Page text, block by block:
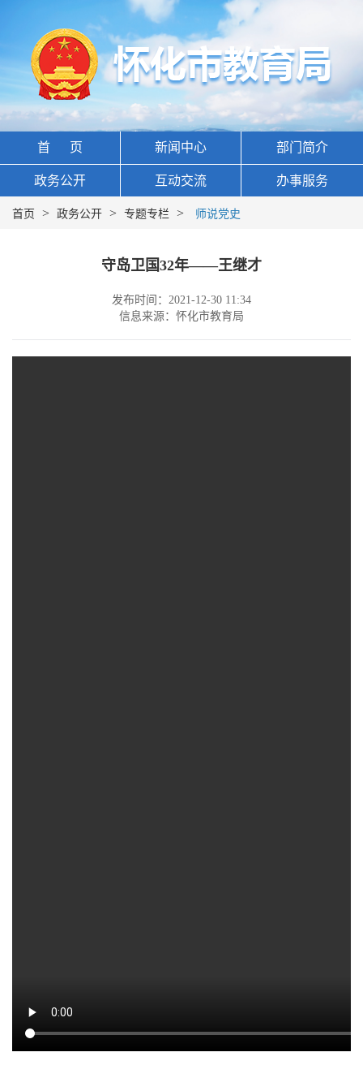
首 页 新闻中心 部门简介
政务公开 互动交流 办事服务
首页 > 政务公开 > 专题专栏 > 师说党史
守岛卫国32年——王继才
发布时间：2021-12-30 11:34
信息来源：怀化市教育局